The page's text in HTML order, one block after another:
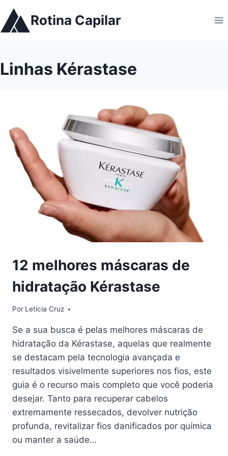
Pular
para
o
Rotina Capilar
Linhas Kérastase
12 melhores máscaras de
hidratação Kérastase
Por Letícia Cruz
Se a sua busca é pelas melhores máscaras de
hidratação da Kérastase, aquelas que realmente
se destacam pela tecnologia avançada e
resultados visivelmente superiores nos fios, este
guia é o recurso mais completo que você poderia
desejar. Tanto para recuperar cabelos
extremamente ressecados, devolver nutrição
profunda, revitalizar fios danificados por química
ou manter a saúde…